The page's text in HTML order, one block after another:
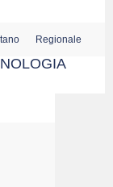
Regionale